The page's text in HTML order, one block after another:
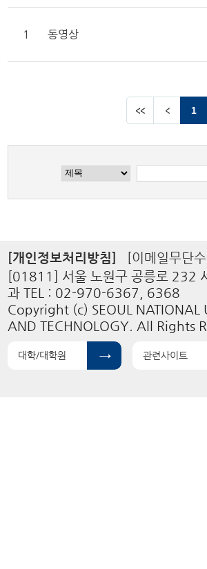
1 동영상
1
[개인정보처리방침]
[이메일무단
[01811] 서울 노원구 공릉로 232
과 TEL : 02-970-6367, 6368
Copyright (c) SEOUL NATIONAL
AND TECHNOLOGY. All Rights
대학/대학원 관련사이트